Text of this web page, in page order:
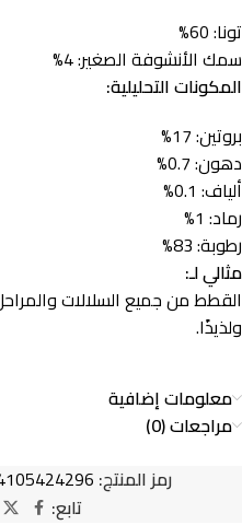
تونا: 60%
سمك الأنشوفة الصغير: 4%
المكونات التحليلية:
بروتين: 17%
دهون: 0.7%
ألياف: 0.1%
رماد: 1%
رطوبة: 83%
مثالي لـ:
القطط من جميع السلالات
ولذيذًا.
معلومات إضافية
مراجعات (0)
رمز المنتج:
تابع: